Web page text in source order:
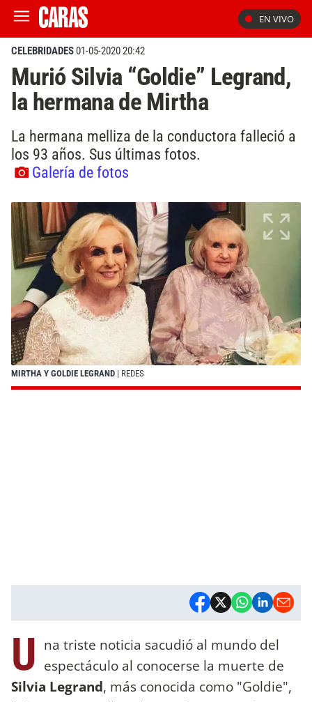
EN VIVO
CELEBRIDADES01-05-2020 20:42
Murió Silvia “Goldie” Legrand,
la hermana de Mirtha
La hermana melliza de la conductora falleció a
los 93 años. Sus últimas fotos.
Galería de fotos
MIRTHA Y GOLDIE LEGRAND | REDES
U na triste noticia sacudió al mundo del
espectáculo al conocerse la muerte de
Silvia Legrand, más conocida como "Goldie",